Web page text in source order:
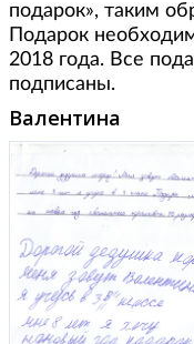
подарок», таким
Подарок
2018 года. Все
подписаны.
Валентина